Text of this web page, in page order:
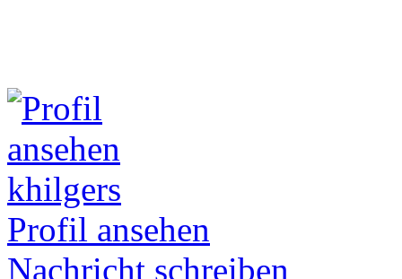
khilgers
Profil ansehen
Nachricht schreiben